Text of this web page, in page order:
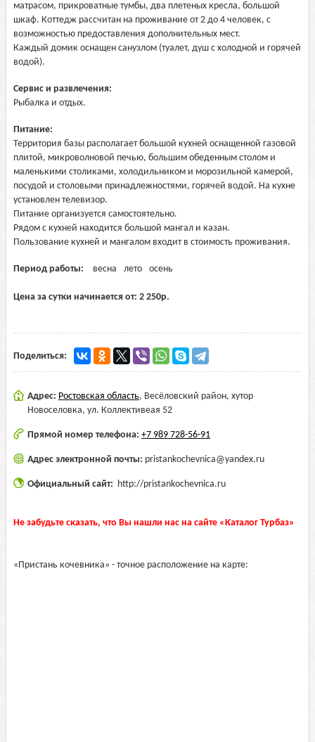
матрасом, прикроватные тумбы, два плетеных кресла, большой
шкаф. Коттедж рассчитан на проживание от 2 до 4 человек, с
возможностью предоставления дополнительных мест.
Каждый домик оснащен санузлом (туалет, душ с холодной и горячей
водой).
Сервис и развлечения:
Рыбалка и отдых.
Питание:
Территория базы располагает большой кухней оснащенной газовой
плитой, микроволновой печью, большим обеденным столом и
маленькими столиками, холодильником и морозильной камерой,
посудой и столовыми принадлежностями, горячей водой. На кухне
установлен телевизор.
Питание организуется самостоятельно.
Рядом с кухней находится большой мангал и казан.
Пользование кухней и мангалом входит в стоимость проживания.
Период работы: весна лето осень
Цена за сутки начинается от: 2 250р.
Поделиться:
Адрес: Ростовская область, Весёловский район, хутор
Новоселовка, ул. Коллективеая 52
Прямой номер телефона: +7 989 728-56-91
Адрес электронной почты: pristankochevnica@yandex.ru
Официальный сайт: http://pristankochevnica.ru
Не забудьте сказать, что Вы нашли нас на сайте «Каталог Турбаз»
«Пристань кочевника» - точное расположение на карте: